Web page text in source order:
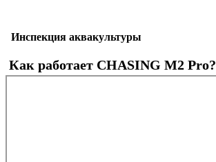
Инспекция аквакультуры
Как работает CHASING M2 Pro?